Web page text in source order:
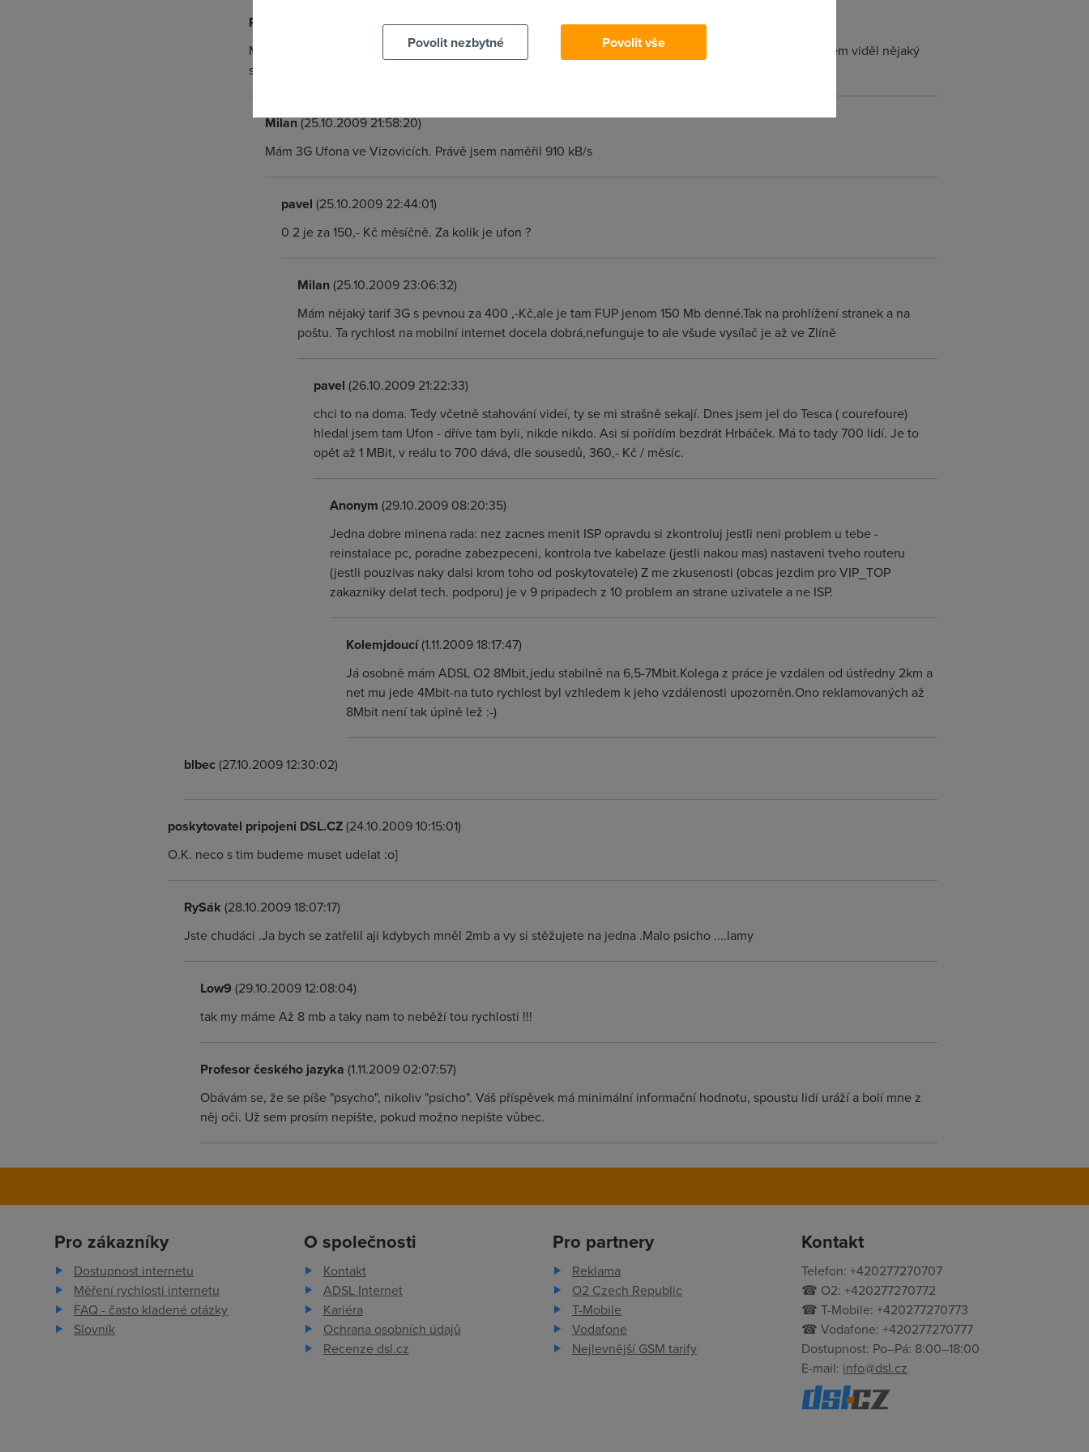
Pavel
(25.10.2009 17:37:36)
Mám na zkoušku bezdrát o2. Až 1 MBit. V reálu jsem právě naměřil 67 kB. Kam se mám obrátit, někde jsem viděl nějaký
seznam poskytovatelů ? 67 kB jim musím zítra vrátit, to se fakt nedá. Děkuji, vesnice u Zlína.
Milan(25.10.2009 21:58:20)
Mám 3G Ufona ve Vizovicích. Právě jsem naměřil 910 kB/s
pavel (25.10.2009 22:44:01)
0 2 je za 150,- Kč měsíčně. Za kolik je ufon ?
Milan(25.10.2009 23:06:32)
Mám nějaký tarif 3G s pevnou za 400 ,-Kč,ale je tam FUP jenom 150 Mb denné.Tak na prohlížení stranek a na
poštu. Ta rychlost na mobilní internet docela dobrá,nefunguje to ale všude vysílač je až ve Zlíně
pavel (26.10.2009 21:22:33)
chci to na doma. Tedy včetně stahování videí, ty se mi strašně sekají. Dnes jsem jel do Tesca ( courefoure)
hledal jsem tam Ufon - dříve tam byli, nikde nikdo. Asi si pořídím bezdrát Hrbáček. Má to tady 700 lidí. Je to
opět až 1 MBit, v reálu to 700 dává, dle sousedů, 360,- Kč / měsíc.
Anonym (29.10.2009 08:20:35)
Jedna dobre minena rada: nez zacnes menit ISP opravdu si zkontroluj jestli neni problem u tebe -
reinstalace pc, poradne zabezpeceni, kontrola tve kabelaze (jestli nakou mas) nastaveni tveho routeru
(jestli pouzivas naky dalsi krom toho od poskytovatele) Z me zkusenosti (obcas jezdim pro VIP_TOP
zakazniky delat tech. podporu) je v 9 pripadech z 10 problem an strane uzivatele a ne ISP.
Kolemjdoucí(1.11.2009 18:17:47)
Já osobně mám ADSL O2 8Mbit,jedu stabilně na 6,5-7Mbit.Kolega z práce je vzdálen od ústředny 2km a
net mu jede 4Mbit-na tuto rychlost byl vzhledem k jeho vzdálenosti upozorněn.Ono reklamovaných až
8Mbit není tak úplně lež :-)
blbec(27.10.2009 12:30:02)
poskytovatel pripojeni DSL.CZ(24.10.2009 10:15:01)
O.K. neco s tim budeme muset udelat :o]
RySák (28.10.2009 18:07:17)
Jste chudáci .Ja bych se zatřelil aji kdybych mněl 2mb a vy si stěžujete na jedna .Malo psicho ....lamy
Low9 (29.10.2009 12:08:04)
tak my máme Až 8 mb a taky nam to neběží tou rychlosti !!!
Profesor českého jazyka (1.11.2009 02:07:57)
Obávám se, že se píše "psycho", nikoliv "psicho". Váš příspěvek má minimální informační hodnotu, spoustu lidí uráží a bolí mne z
něj oči. Už sem prosím nepište, pokud možno nepište vůbec.
Pro zákazníky
Dostupnost internetu
Měření rychlosti internetu
FAQ - často kladené otázky
Slovník
O společnosti
Kontakt
ADSL Internet
Kariéra
Ochrana osobních údajů
Recenze dsl.cz
Pro partnery
Reklama
O2 Czech Republic
T-Mobile
Vodafone
Nejlevnější GSM tarify
Kontakt
Telefon: +420277270707
☎ O2: +420277270772
☎ T-Mobile: +420277270773
☎ Vodafone: +420277270777
Dostupnost: Po–Pá: 8:00–18:00
E-mail: info@dsl.cz
Povolit nezbytné
Povolit vše